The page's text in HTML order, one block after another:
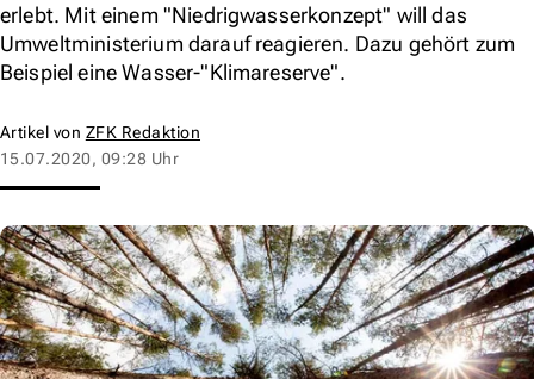
erlebt. Mit einem "Niedrigwasserkonzept" will das
Umweltministerium darauf reagieren. Dazu gehört zum
Beispiel eine Wasser-"Klimareserve".
Artikel von ZFK Redaktion
15.07.2020, 09:28 Uhr